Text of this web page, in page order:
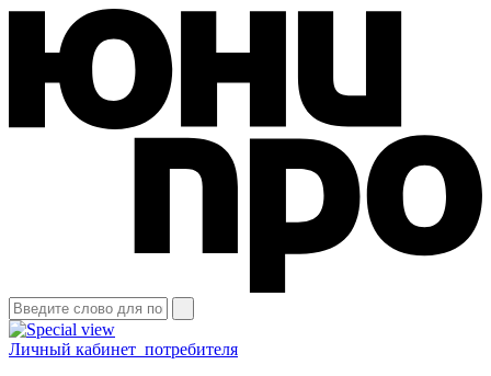
Личный кабинет потребителя